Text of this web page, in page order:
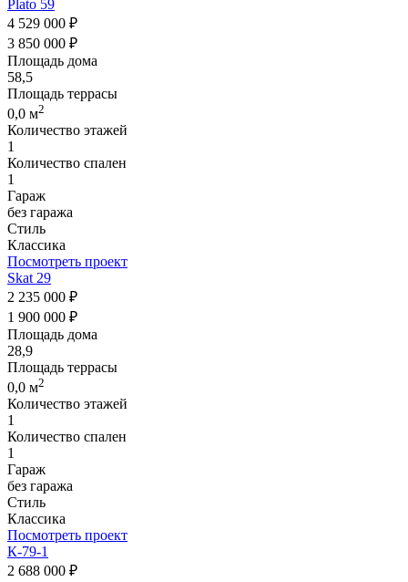
Plato 59
4 529 000 ₽
3 850 000 ₽
Площадь дома
58,5
Площадь террасы
0,0 м2
Количество этажей
1
Количество спален
1
Гараж
без гаража
Стиль
Классика
Посмотреть проект
Skat 29
2 235 000 ₽
1 900 000 ₽
Площадь дома
28,9
Площадь террасы
0,0 м2
Количество этажей
1
Количество спален
1
Гараж
без гаража
Стиль
Классика
Посмотреть проект
К-79-1
2 688 000 ₽